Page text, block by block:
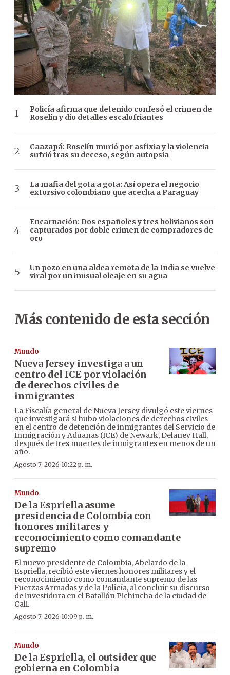
Policía afirma que detenido confesó el crimen de
Roselín y dio detalles escalofriantes
Caazapá: Roselín murió por asfixia y la violencia
sufrió tras su deceso, según autopsia
La mafia del gota a gota: Así opera el negocio
extorsivo colombiano que acecha a Paraguay
Encarnación: Dos españoles y tres bolivianos son
capturados por doble crimen de compradores de
oro
Un pozo en una aldea remota de la India se vuelve
viral por un inusual oleaje en su agua
Más contenido de esta sección
Mundo
Nueva Jersey investiga a un
centro del ICE por violación
de derechos civiles de
inmigrantes
La Fiscalía general de Nueva Jersey divulgó este viernes
que investigará si hubo violaciones de derechos civiles
en el centro de detención de inmigrantes del Servicio de
Inmigración y Aduanas (ICE) de Newark, Delaney Hall,
después de tres muertes de inmigrantes en menos de un
año.
Agosto 7, 2026 10:22 p. m.
Mundo
De la Espriella asume
presidencia de Colombia con
honores militares y
reconocimiento como comandante
supremo
El nuevo presidente de Colombia, Abelardo de la
Espriella, recibió este viernes honores militares y el
reconocimiento como comandante supremo de las
Fuerzas Armadas y de la Policía, al concluir su discurso
de investidura en el Batallón Pichincha de la ciudad de
Cali.
Agosto 7, 2026 10:09 p. m.
Mundo
De la Espriella, el outsider que
gobierna en Colombia